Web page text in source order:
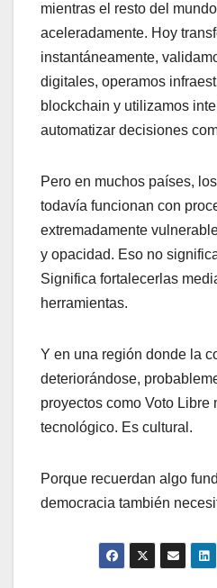
mientras el resto del
aceleradamente. Hoy
instantáneamente,
digitales, operamos
blockchain y utilizamos
automatizar decisiones
Pero en muchos países,
todavía funcionan con
extremadamente
y opacidad. Eso no
Significa fortalecerlas
herramientas.
Y en una región donde la
deteriorándose,
proyectos como Voto Libre
tecnológico. Es cultural.
Porque recuerdan algo
democracia también